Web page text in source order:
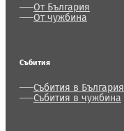
От България
От чужбина
Събития
Събития в България
Събития в чужбина